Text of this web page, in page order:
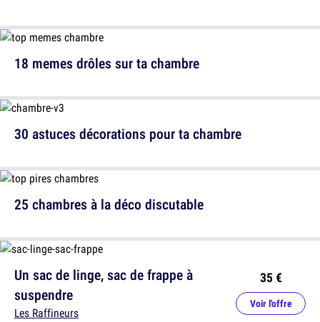
30 astuces décorations pour ta chambre
Un sac de linge, sac de frappe à
suspendre
Les Raffineurs
35 €
Voir l'offre
18 memes drôles sur ta chambre
25 chambres à la déco discutable